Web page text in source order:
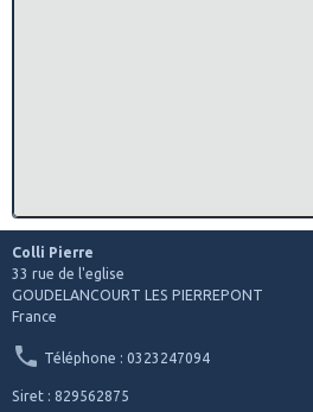
Colli Pierre
33 rue de l'eglise
GOUDELANCOURT LES PIERREPONT
France
Téléphone : 0323247094
Siret : 829562875